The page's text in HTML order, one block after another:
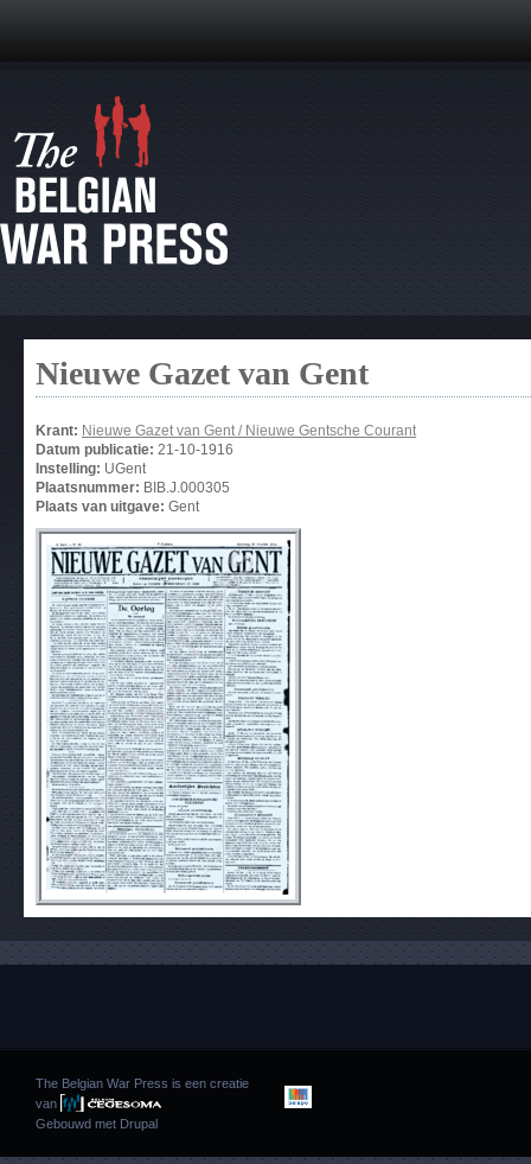
Nieuwe Gazet van Gent
Krant: Nieuwe Gazet van Gent / Nieuwe Gentsche Courant
Datum publicatie: 21-10-1916
Instelling: UGent
Plaatsnummer: BIB.J.000305
Plaats van uitgave: Gent
The Belgian War Press is een creatie
van
Gebouwd met Drupal